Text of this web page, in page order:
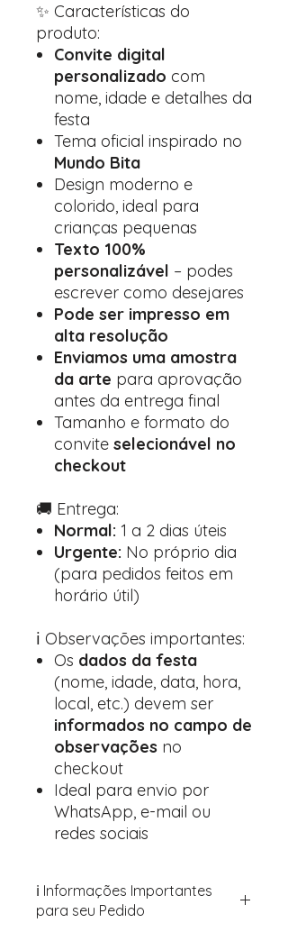
✨ Características do
produto:
Convite digital
personalizado com
nome, idade e detalhes da
festa
Tema oficial inspirado no
Mundo Bita
Design moderno e
colorido, ideal para
crianças pequenas
Texto 100%
personalizável – podes
escrever como desejares
Pode ser impresso em
alta resolução
Enviamos uma amostra
da arte para aprovação
antes da entrega final
Tamanho e formato do
convite selecionável no
checkout
🚚 Entrega:
Normal: 1 a 2 dias úteis
Urgente: No próprio dia
(para pedidos feitos em
horário útil)
ℹ️ Observações importantes:
Os dados da festa
(nome, idade, data, hora,
local, etc.) devem ser
informados no campo de
observações no
checkout
Ideal para envio por
WhatsApp, e-mail ou
redes sociais
ℹ️ Informações Importantes
para seu Pedido